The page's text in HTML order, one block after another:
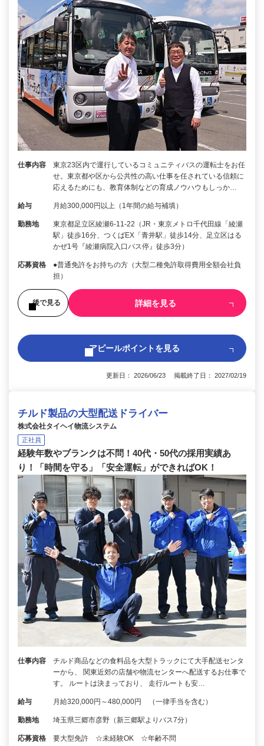
仕事内容
東京23区内で運行しているコミュニティバスの運転士をお任
せ。東京都や区から公共性の高い仕事を任されている信頼に
応えるためにも、教育体制などの育成ノウハウもしっか…
給与 月給300,000円以上（1年間の給与補填）
勤務地
東京都足立区綾瀬6-11-22（JR・東京メトロ千代田線「綾瀬
駅」徒歩16分、つくばEX「青井駅」徒歩14分、足立区はる
かぜ1号『綾瀬病院入口バス停』徒歩3分）
応募資格
●普通免許をお持ちの方（大型二種免許取得費用全額会社負
担）
後で見る 詳細を見る
アピールポイントを見る
更新日： 2026/06/23 掲載終了日： 2027/02/19
チルド製品の大型配送ドライバー
株式会社タイヘイ物流システム
正社員
経験年数やブランクは不問！40代・50代の採用実績あ
り！「時間を守る」「安全運転」ができればOK！
仕事内容
チルド商品などの食料品を大型トラックにて大手配送センタ
ーから、 関東近郊の店舗や物流センターへ配送するお仕事で
す。 ルートは決まっており、 走行ルートも安…
給与 月給320,000円～480,000円 （一律手当を含む）
勤務地 埼玉県三郷市彦野（新三郷駅よりバス7分）
応募資格 要大型免許 ☆未経験OK ☆年齢不問